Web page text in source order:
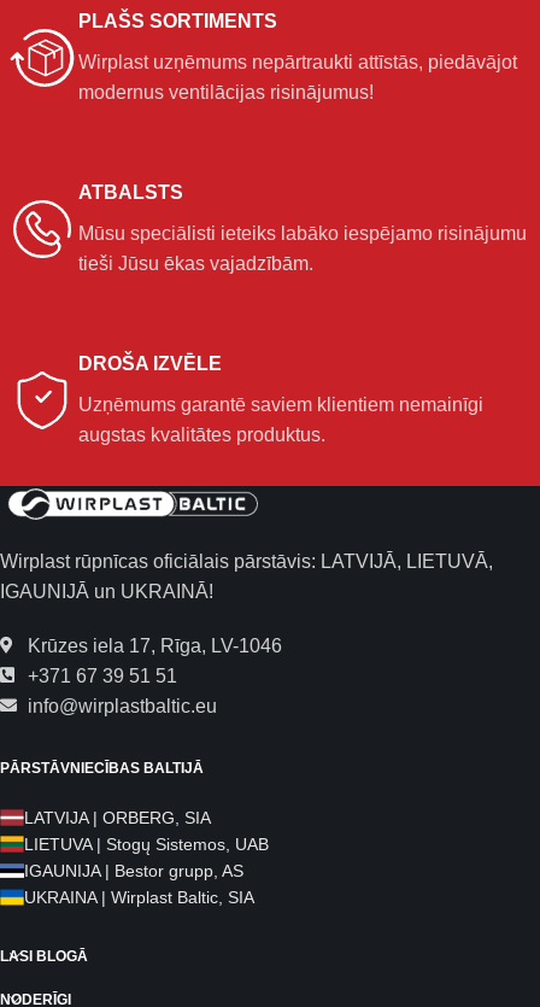
PLAŠS SORTIMENTS
Wirplast uzņēmums nepārtraukti attīstās, piedāvājot
modernus ventilācijas risinājumus!
ATBALSTS
Mūsu speciālisti ieteiks labāko iespējamo risinājumu
tieši Jūsu ēkas vajadzībām.
DROŠA IZVĒLE
Uzņēmums garantē saviem klientiem nemainīgi
augstas kvalitātes produktus.
Wirplast rūpnīcas oficiālais pārstāvis: LATVIJĀ, LIETUVĀ,
IGAUNIJĀ un UKRAINĀ!
Krūzes iela 17, Rīga, LV-1046
+371 67 39 51 51
info@wirplastbaltic.eu
PĀRSTĀVNIECĪBAS BALTIJĀ
LATVIJA | ORBERG, SIA
LIETUVA | Stogų Sistemos, UAB
IGAUNIJA | Bestor grupp, AS
UKRAINA | Wirplast Baltic, SIA
LASI BLOGĀ
NODERĪGI